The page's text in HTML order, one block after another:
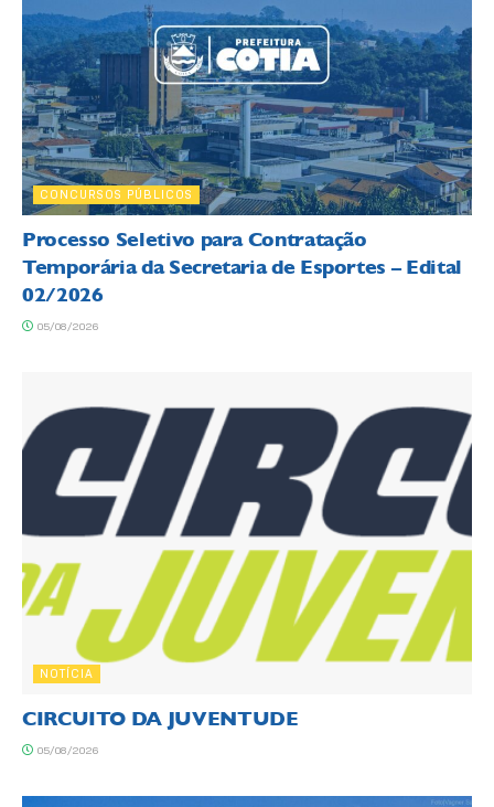
CONCURSOS PÚBLICOS
Processo Seletivo para Contratação
Temporária da Secretaria de Esportes – Edital
02/2026
05/08/2026
NOTÍCIA
CIRCUITO DA JUVENTUDE
05/08/2026